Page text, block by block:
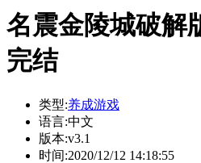
名震金陵城破解
完结
类型:养成游戏
语言:中文
版本:v3.1
时间:2020/12/12 14:18:55